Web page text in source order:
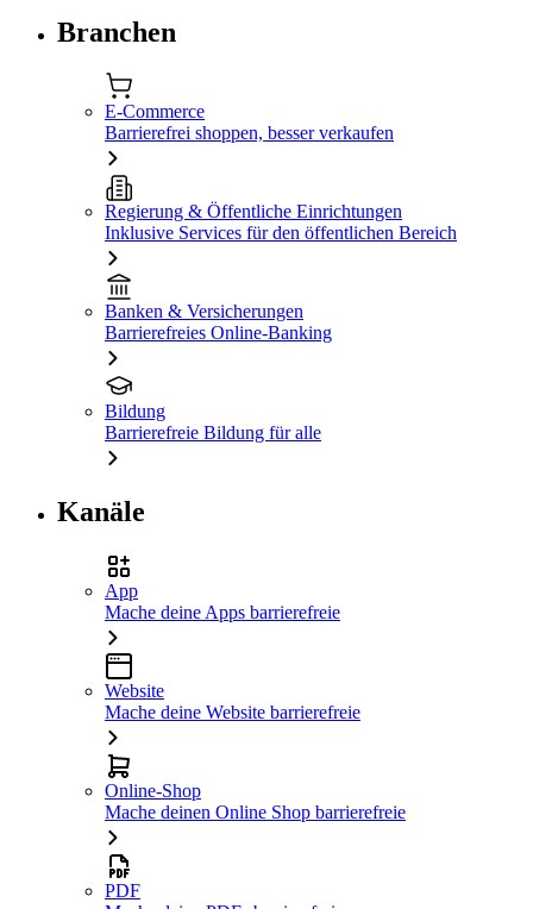
Branchen
E-Commerce
Barrierefrei shoppen, besser verkaufen
Regierung & Öffentliche Einrichtungen
Inklusive Services für den öffentlichen Bereich
Banken & Versicherungen
Barrierefreies Online-Banking
Bildung
Barrierefreie Bildung für alle
Kanäle
App
Mache deine Apps barrierefreie
Website
Mache deine Website barrierefreie
Online-Shop
Mache deinen Online Shop barrierefreie
PDF